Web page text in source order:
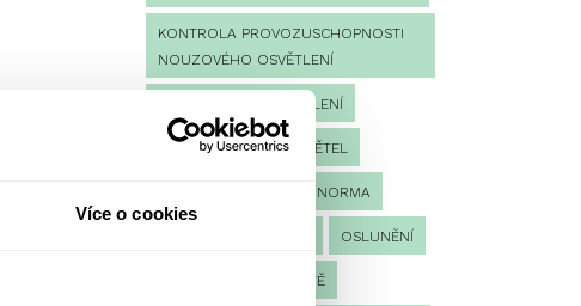
Více o cookies
KONTROLA PROVOZUSCHOPNOSTI
NOUZOVÉHO OSVĚTLENÍ
LED NOUZOVÉ OSVĚTLENÍ
MĚŘENÍ MĚŘENÍ SVĚTEL
NORMA
OSLUNĚNÍ
OSVĚTLENÍ PRACOVIŠTĚ